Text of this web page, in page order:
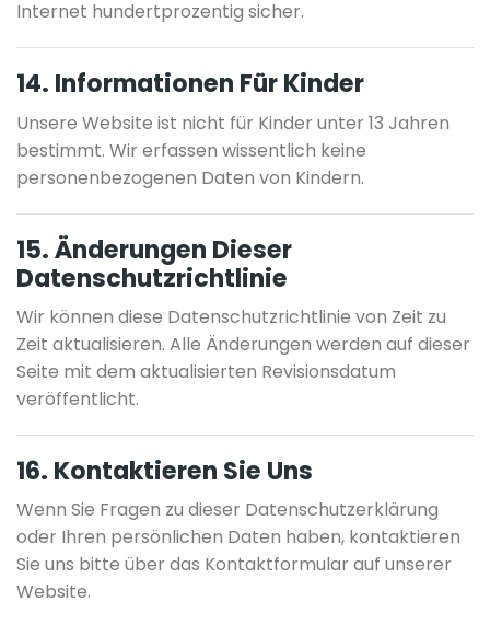
Internet hundertprozentig sicher.
14. Informationen Für Kinder
Unsere Website ist nicht für Kinder unter 13 Jahren
bestimmt. Wir erfassen wissentlich keine
personenbezogenen Daten von Kindern.
15. Änderungen Dieser
Datenschutzrichtlinie
Wir können diese Datenschutzrichtlinie von Zeit zu
Zeit aktualisieren. Alle Änderungen werden auf dieser
Seite mit dem aktualisierten Revisionsdatum
veröffentlicht.
16. Kontaktieren Sie Uns
Wenn Sie Fragen zu dieser Datenschutzerklärung
oder Ihren persönlichen Daten haben, kontaktieren
Sie uns bitte über das Kontaktformular auf unserer
Website.